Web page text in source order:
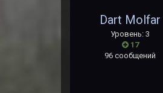
Dart Molfar
Уровень: 3
17
96 сообщений